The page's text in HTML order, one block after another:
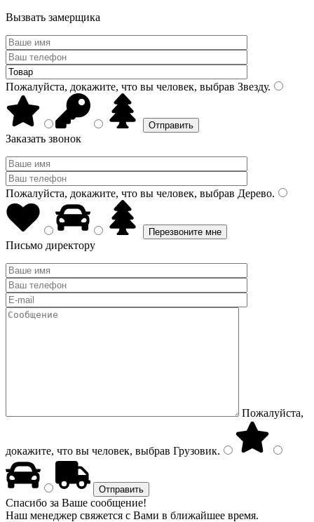
Вызвать замерщика
Пожалуйста, докажите, что вы человек, выбрав Звезду.
Заказать звонок
Пожалуйста, докажите, что вы человек, выбрав Дерево.
Письмо директору
Пожалуйста,
докажите, что вы человек, выбрав Грузовик.
Спасибо за Ваше сообщение!
Наш менеджер свяжется с Вами в ближайшее время.